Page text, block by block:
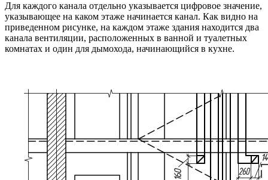
Для каждого канала отдельно указывается цифровое значение,
указывающее на каком этаже начинается канал. Как видно на
приведенном рисунке, на каждом этаже здания находится два
канала вентиляции, расположенных в ванной и туалетных
комнатах и один для дымохода, начинающийся в кухне.